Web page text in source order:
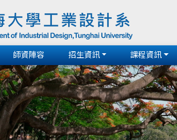
師資陣容 招生資訊 課程資訊